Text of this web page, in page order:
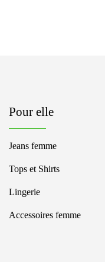
Pour elle
Jeans femme
Tops et Shirts
Lingerie
Accessoires femme